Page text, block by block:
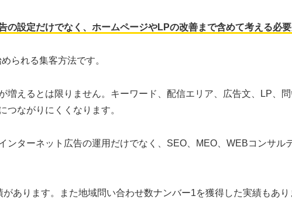
の設定だけでなく、ホームページやLPの改善まで含めて考える必要
られる集客方法です。
増えるとは限りません。キーワード、配信エリア、広告文、LP、
つながりにくくなります。
ンターネット広告の運用だけでなく、SEO、MEO、WEBコンサル
あります。また地域問い合わせ数ナンバー1を獲得した実績もあり